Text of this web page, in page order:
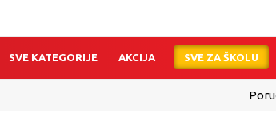
SVE KATEGORIJE AKCIJA SVE ZA ŠKOLU